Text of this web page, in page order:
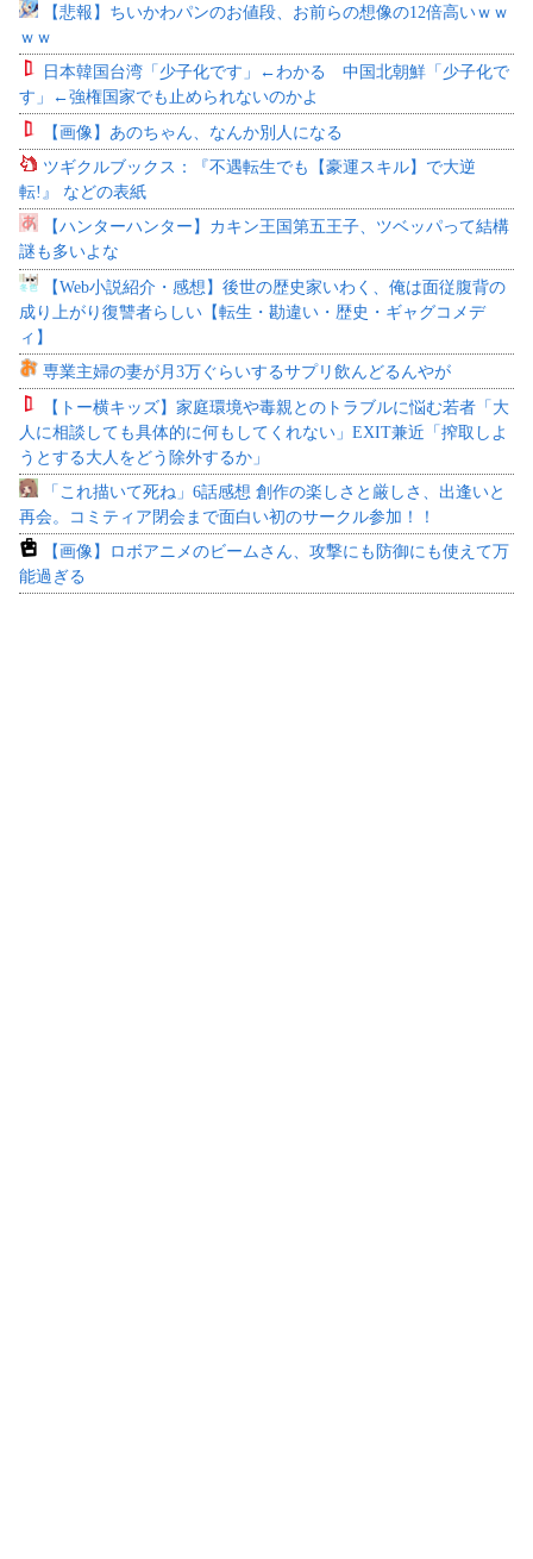
【悲報】ちいかわパンのお値段、お前らの想像の12倍高いｗｗ
ｗｗ
日本韓国台湾「少子化です」←わかる 中国北朝鮮「少子化で
す」←強権国家でも止められないのかよ
【画像】あのちゃん、なんか別人になる
ツギクルブックス：『不遇転生でも【豪運スキル】で大逆
転!』 などの表紙
【ハンターハンター】カキン王国第五王子、ツベッパって結構
謎も多いよな
【Web小説紹介・感想】後世の歴史家いわく、俺は面従腹背の
成り上がり復讐者らしい【転生・勘違い・歴史・ギャグコメデ
ィ】
専業主婦の妻が月3万ぐらいするサプリ飲んどるんやが
【トー横キッズ】家庭環境や毒親とのトラブルに悩む若者「大
人に相談しても具体的に何もしてくれない」EXIT兼近「搾取しよ
うとする大人をどう除外するか」
「これ描いて死ね」6話感想 創作の楽しさと厳しさ、出逢いと
再会。コミティア閉会まで面白い初のサークル参加！！
【画像】ロボアニメのビームさん、攻撃にも防御にも使えて万
能過ぎる